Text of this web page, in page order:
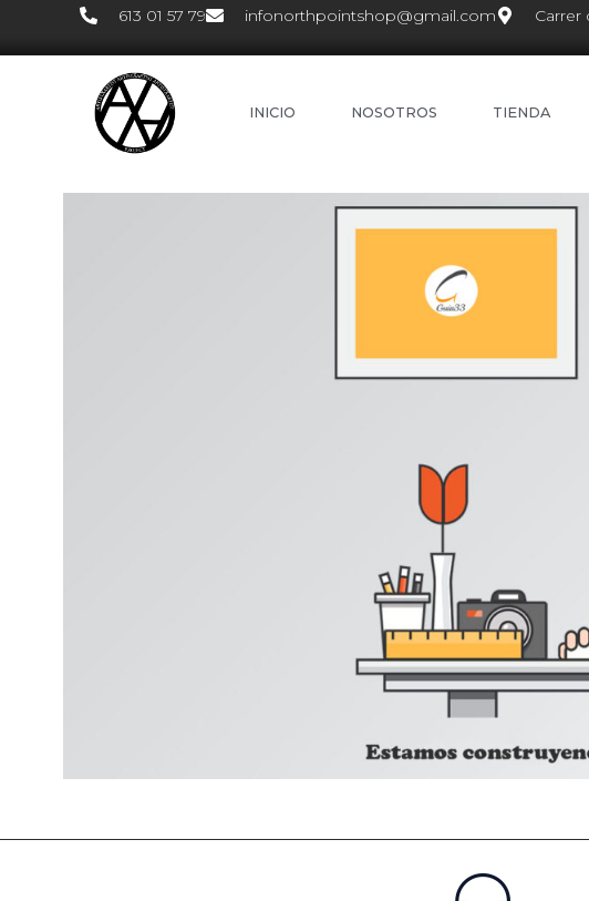
613 01 57 79 infonorthpointshop@gmail.com Carrer
INICIO NOSOTROS TIENDA